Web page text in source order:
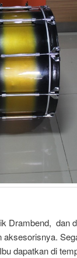
Drambend, dan
dapatkan di